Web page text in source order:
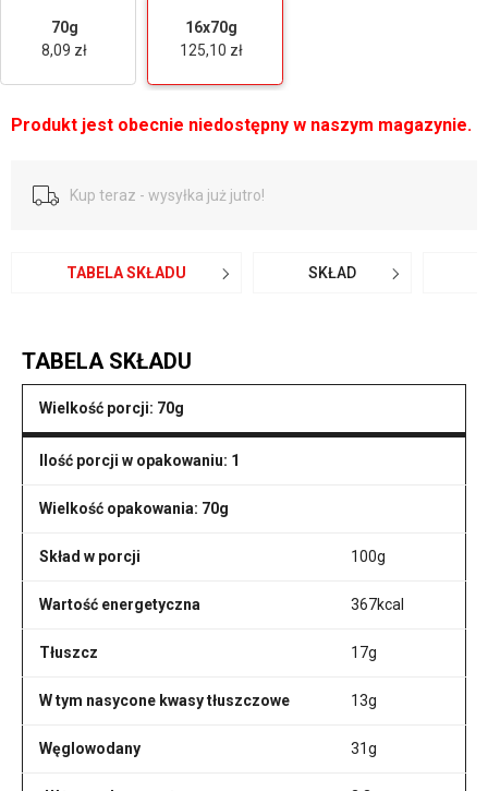
70g
8,09 zł
16x70g
125,10 zł
Produkt jest obecnie niedostępny w naszym magazynie.
Kup teraz - wysyłka już jutro!
TABELA SKŁADU SKŁAD
TABELA SKŁADU
Wielkość porcji: 70g
Ilość porcji w opakowaniu: 1
Wielkość opakowania: 70g
Skład w porcji 100g
Wartość energetyczna 367kcal
Tłuszcz 17g
W tym nasycone kwasy tłuszczowe 13g
Węglowodany 31g